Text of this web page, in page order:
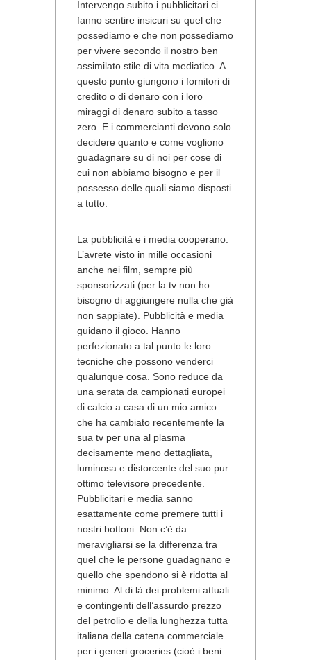
Intervengo subito i pubblicitari ci
fanno sentire insicuri su quel che
possediamo e che non possediamo
per vivere secondo il nostro ben
assimilato stile di vita mediatico. A
questo punto giungono i fornitori di
credito o di denaro con i loro
miraggi di denaro subito a tasso
zero. E i commercianti devono solo
decidere quanto e come vogliono
guadagnare su di noi per cose di
cui non abbiamo bisogno e per il
possesso delle quali siamo disposti
a tutto.
La pubblicità e i media cooperano.
L’avrete visto in mille occasioni
anche nei film, sempre più
sponsorizzati (per la tv non ho
bisogno di aggiungere nulla che già
non sappiate). Pubblicità e media
guidano il gioco. Hanno
perfezionato a tal punto le loro
tecniche che possono venderci
qualunque cosa. Sono reduce da
una serata da campionati europei
di calcio a casa di un mio amico
che ha cambiato recentemente la
sua tv per una al plasma
decisamente meno dettagliata,
luminosa e distorcente del suo pur
ottimo televisore precedente.
Pubblicitari e media sanno
esattamente come premere tutti i
nostri bottoni. Non c’è da
meravigliarsi se la differenza tra
quel che le persone guadagnano e
quello che spendono si è ridotta al
minimo. Al di là dei problemi attuali
e contingenti dell’assurdo prezzo
del petrolio e della lunghezza tutta
italiana della catena commerciale
per i generi groceries (cioè i beni